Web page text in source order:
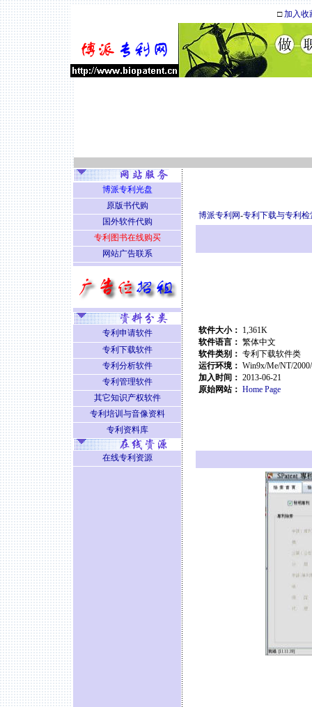
□加入收
博派专利网-专利下载与专利检
软件大小： 1,361K
软件语言： 繁体中文
软件类别： 专利下载软件类
运行环境： Win9x/Me/NT/
加入时间： 2013-06-21
原始网站： Home Page
博派专利光盘
原版书代购
国外软件代购
专利图书在线购买
网站广告联系
专利申请软件
专利下载软件
专利分析软件
专利管理软件
其它知识产权软件
专利培训与音像资料
专利资料库
在线专利资源